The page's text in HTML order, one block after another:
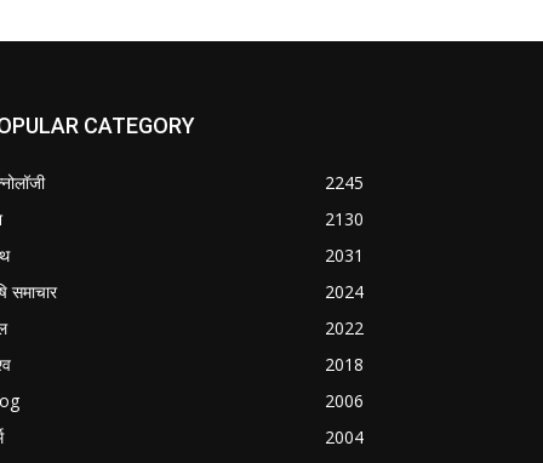
CATEGORY
2245
2130
2031
समाचार
2024
2022
2018
2006
2004